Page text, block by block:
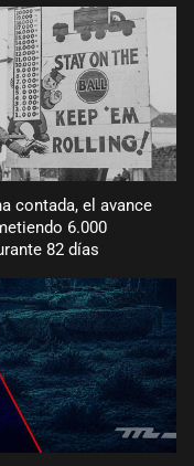
contada, el avance
6.000
82 días